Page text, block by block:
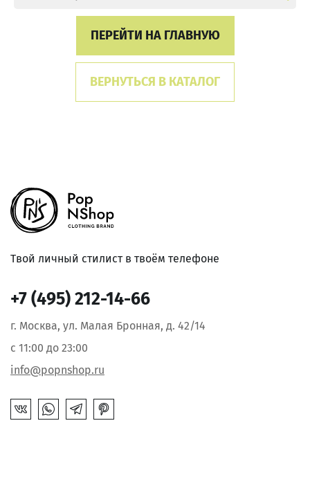
ПЕРЕЙТИ НА ГЛАВНУЮ
ВЕРНУТЬСЯ В КАТАЛОГ
Твой личный стилист в твоём телефоне
+7 (495) 212-14-66
г. Москва, ул. Малая Бронная, д. 42/14
с 11:00 до 23:00
info@popnshop.ru